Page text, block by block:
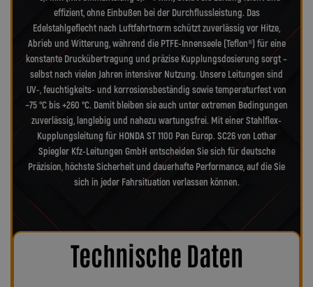
effizient, ohne Einbußen bei der Durchflussleistung. Das
Edelstahlgeflecht nach Luftfahrtnorm schützt zuverlässig vor Hitze,
Abrieb und Witterung, während die PTFE-Innenseele (Teflon®) für eine
konstante Druckübertragung und präzise Kupplungsdosierung sorgt –
selbst nach vielen Jahren intensiver Nutzung. Unsere Leitungen sind
UV-, feuchtigkeits- und korrosionsbeständig sowie temperaturfest von
−75 °C bis +260 °C. Damit bleiben sie auch unter extremen Bedingungen
zuverlässig, langlebig und nahezu wartungsfrei. Mit einer Stahlflex-
Kupplungsleitung für HONDA ST 1100 Pan Europ. SC26 von Lothar
Spiegler Kfz-Leitungen GmbH entscheiden Sie sich für deutsche
Präzision, höchste Sicherheit und dauerhafte Performance, auf die Sie
sich in jeder Fahrsituation verlassen können.
Technische Daten